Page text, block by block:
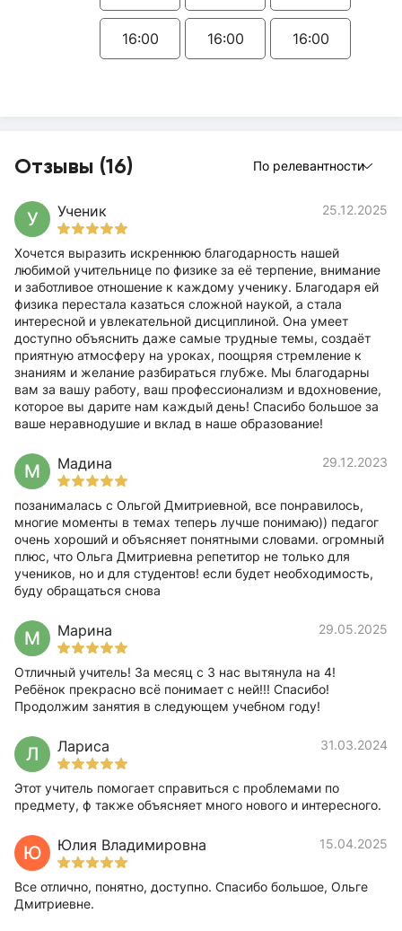
16:00 16:00 16:00
Отзывы (16) По релевантности
У Ученик 25.12.2025
Хочется выразить искреннюю благодарность нашей
любимой учительнице по физике за её терпение, внимание
и заботливое отношение к каждому ученику. Благодаря ей
физика перестала казаться сложной наукой, а стала
интересной и увлекательной дисциплиной. Она умеет
доступно объяснить даже самые трудные темы, создаёт
приятную атмосферу на уроках, поощряя стремление к
знаниям и желание разбираться глубже. Мы благодарны
вам за вашу работу, ваш профессионализм и вдохновение,
которое вы дарите нам каждый день! Спасибо большое за
ваше неравнодушие и вклад в наше образование!
М Мадина 29.12.2023
позанималась с Ольгой Дмитриевной, все понравилось,
многие моменты в темах теперь лучше понимаю)) педагог
очень хороший и объясняет понятными словами. огромный
плюс, что Ольга Дмитриевна репетитор не только для
учеников, но и для студентов! если будет необходимость,
буду обращаться снова
М Марина 29.05.2025
Отличный учитель! За месяц с 3 нас вытянула на 4!
Ребёнок прекрасно всё понимает с ней!!! Спасибо!
Продолжим занятия в следующем учебном году!
Л Лариса 31.03.2024
Этот учитель помогает справиться с проблемами по
предмету, ф также объясняет много нового и интересного.
Ю Юлия Владимировна 15.04.2025
Все отлично, понятно, доступно. Спасибо большое, Ольге
Дмитриевне.